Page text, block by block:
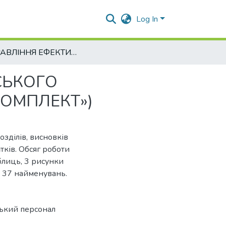
Log In
«УПРАВЛІННЯ ЕФЕКТИВНОСТІ ПРАЦІ УПРАВЛІНСЬКОГО ПЕРСОНАЛУ» (НА МАТЕРІАЛАХ ТОВ «ПРЕСТИЖ КОМПЛЕКТ»)
висновків
Обсяг роботи
3 рисунки
найменувань.
персонал